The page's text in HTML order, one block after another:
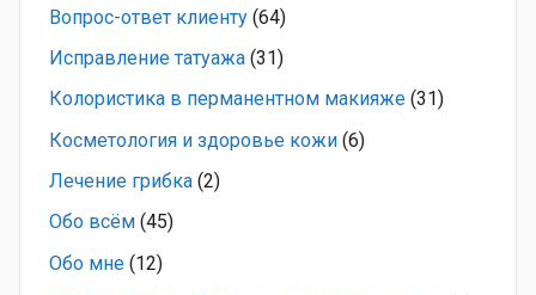
Вопрос-ответ клиенту (64)
Исправление татуажа (31)
Колористика в перманентном макияже (31)
Косметология и здоровье кожи (6)
Лечение грибка (2)
Обо всём (45)
Обо мне (12)